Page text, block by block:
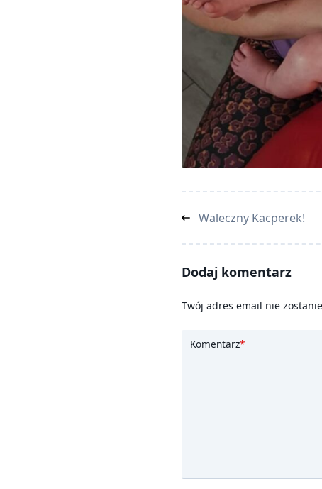
<span
screen-
reader-
text">Page</span>
Waleczny Kacperek!
Dodaj komentarz
Twój adres email nie
Komentarz*